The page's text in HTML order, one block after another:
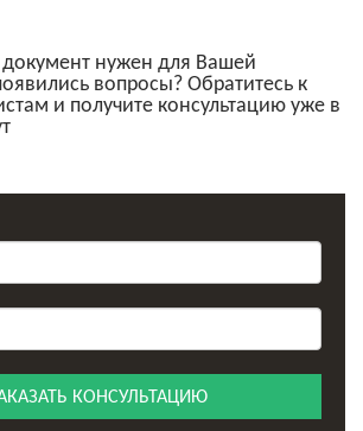
документ нужен для Вашей
вопросы? Обратитесь к
и получите консультацию уже в
КОНСУЛЬТАЦИЮ